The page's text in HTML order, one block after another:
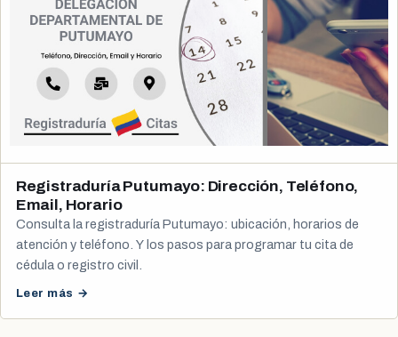
Registraduría Putumayo: Dirección, Teléfono,
Email, Horario
Consulta la registraduría Putumayo: ubicación, horarios de
atención y teléfono. Y los pasos para programar tu cita de
cédula o registro civil.
Leer más →